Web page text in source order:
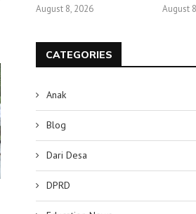
Desa, Pemkab Tabalong Pastikan
August 8, 2026 August
CATEGORIES
Anak
Blog
Dari Desa
DPRD